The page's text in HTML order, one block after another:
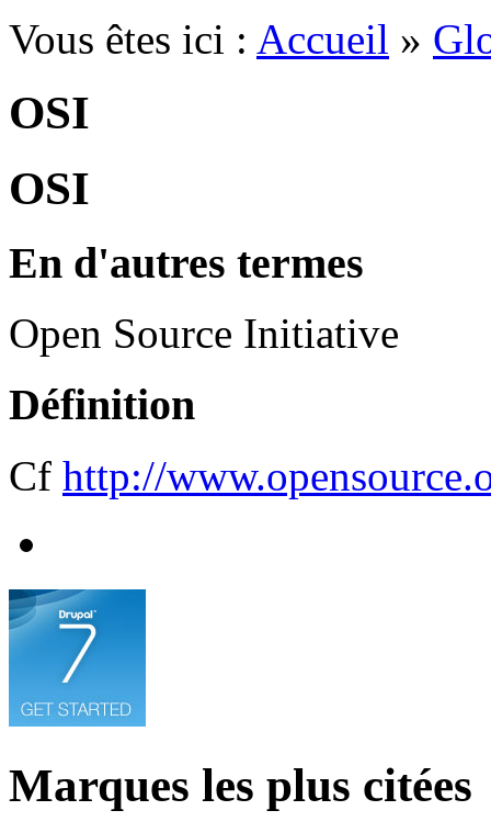
Vous êtes ici : Accueil »
OSI
OSI
En d'autres termes
Open Source Initiative
Définition
Cf http://
Marques les plus citées